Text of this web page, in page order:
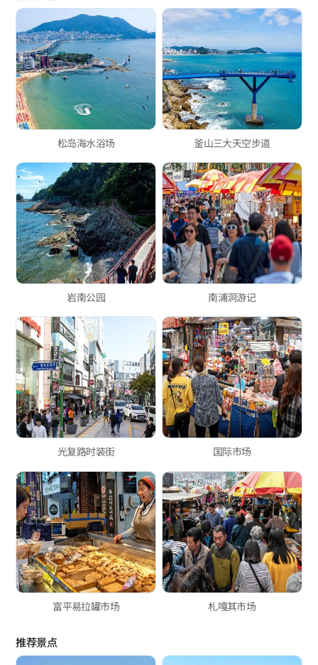
松岛海水浴场 釜山三大天空步道
岩南公园 南浦洞游记
光复路时装街 国际市场
富平易拉罐市场 札嘎其市场
推荐景点